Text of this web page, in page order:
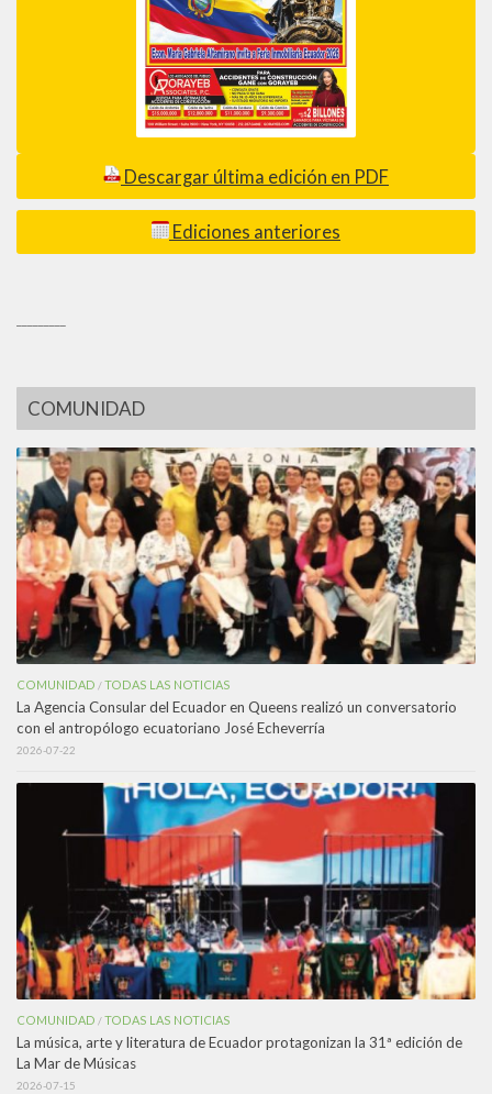
Descargar última edición en PDF
Ediciones anteriores
COMUNIDAD
COMUNIDAD /TODAS LAS NOTICIAS
La Agencia Consular del Ecuador en Queens realizó un conversatorio
con el antropólogo ecuatoriano José Echeverría
2026-07-22
COMUNIDAD /TODAS LAS NOTICIAS
La música, arte y literatura de Ecuador protagonizan la 31ª edición de
La Mar de Músicas
2026-07-15